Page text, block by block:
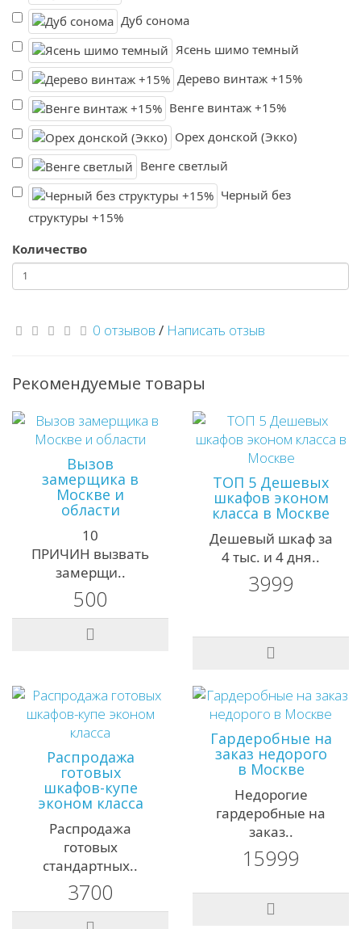
Дуб сонома
Ясень шимо темный
Дерево винтаж +15%
Венге винтаж +15%
Орех донской (Экко)
Венге светлый
Черный без
структуры +15%
Количество
0 отзывов / Написать отзыв
Рекомендуемые товары
Вызов
замерщика в
Москве и
области
10
ПРИЧИН вызвать
замерщи..
500
ТОП 5 Дешевых
шкафов эконом
класса в Москве
Дешевый шкаф за
4 тыс. и 4 дня..
3999
Распродажа
готовых
шкафов-купе
эконом класса
Распродажа
готовых
стандартных..
3700
Гардеробные на
заказ недорого
в Москве
Недорогие
гардеробные на
заказ..
15999